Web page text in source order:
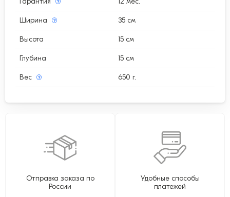
Ширина 35 см
Высота 15 см
Глубина 15 см
Вес 650 г.
Отправка заказа по
России
Удобные способы
платежей